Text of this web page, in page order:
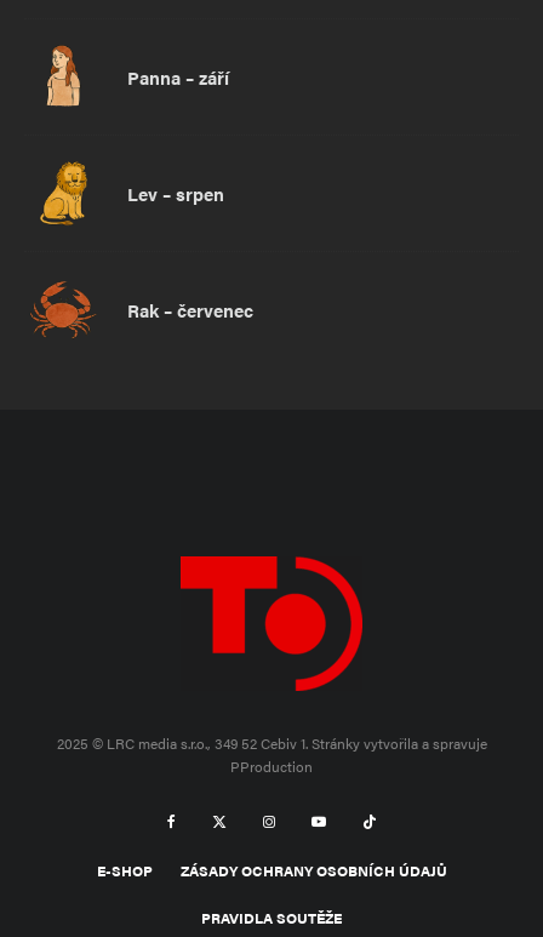
Panna – září
Lev – srpen
Rak – červenec
2025 © LRC media s.r.o., 349 52 Cebiv 1.Stránky vytvořila a spravuje
PProduction
E-SHOP ZÁSADY OCHRANY OSOBNÍCH ÚDAJŮ
PRAVIDLA SOUTĚŽE